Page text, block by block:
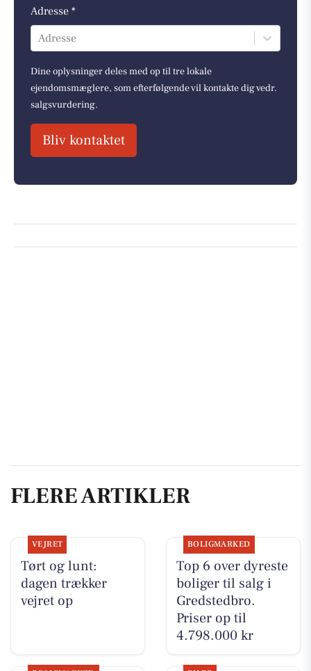
Adresse *
Adresse
Dine oplysninger deles med op til tre lokale
ejendomsmæglere, som efterfølgende vil kontakte dig vedr.
salgsvurdering.
Bliv kontaktet
FLERE ARTIKLER
VEJRET
Tørt og lunt:
dagen trækker
vejret op
BOLIGMARKED
Top 6 over dyreste
boliger til salg i
Gredstedbro.
Priser op til
4.798.000 kr